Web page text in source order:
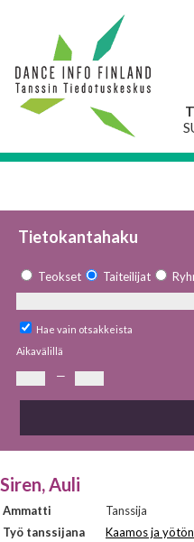
Tietokantahaku
Teokset Taiteilijat
Hae vain otsakkeista
Aikavälillä
—
Siren, Auli
Ammatti
Tanssija
Työ tanssijana
Kaamos ja